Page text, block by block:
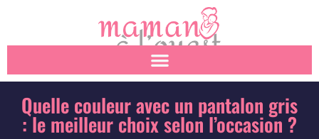
Quelle couleur avec un pantalon gris
: le meilleur choix selon l’occasion ?